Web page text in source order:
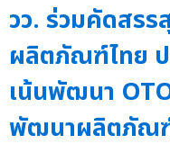
วว. ร่วมคัดสร
ผลิตภัณฑ์ไทย
เน้นพัฒนา
พัฒนาผลิตภัณ